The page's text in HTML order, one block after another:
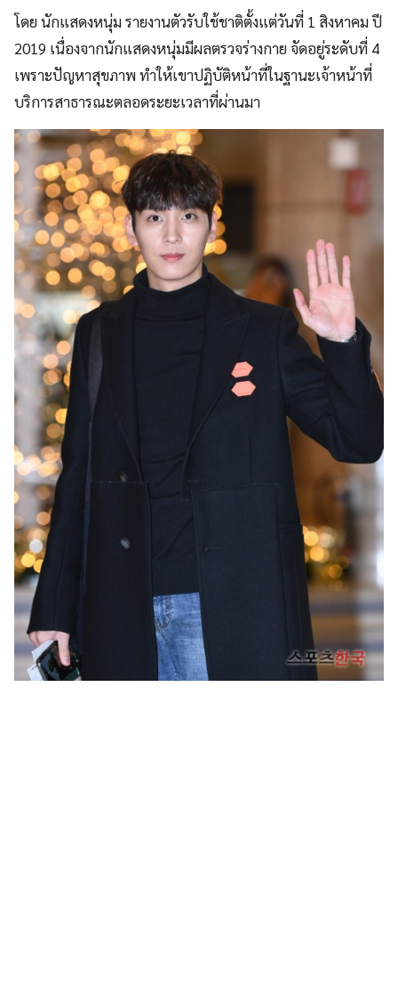
โดย นักแสดงหนุ่ม รายงานตัวรับใช้ชาติตั้งแต่วันที่ 1 สิงหาคม ปี
2019 เนื่องจากนักแสดงหนุ่มมีผลตรวจร่างกาย จัดอยู่ระดับที่ 4
เพราะปัญหาสุขภาพ ทำให้เขาปฏิบัติหน้าที่ในฐานะเจ้าหน้าที่
บริการสาธารณะตลอดระยะเวลาที่ผ่านมา